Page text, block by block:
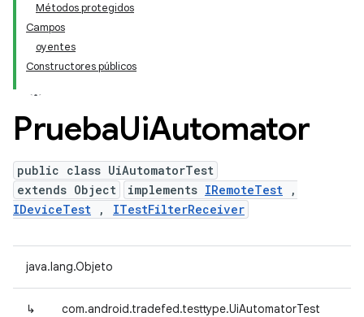
Métodos protegidos
Campos
oyentes
Constructores públicos
PruebaUiAutomator
public class UiAutomatorTest
extends Object
implements IRemoteTest ,
IDeviceTest , ITestFilterReceiver
java.lang.Objeto
↳ com.android.tradefed.testtype.UiAutomatorTest